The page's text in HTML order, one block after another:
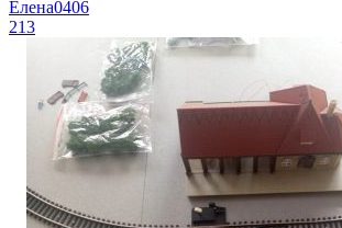
Елена0406
213